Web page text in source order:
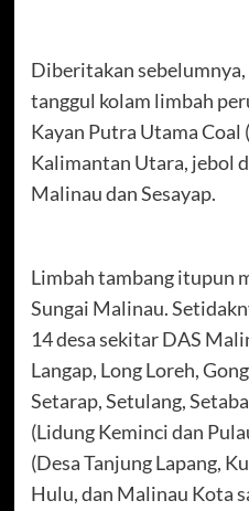
Diberitakan
tanggul kolam limbah
Kayan Putra Utama Coal
Kalimantan Utara, jebol
Malinau dan Sesayap.
Limbah tambang itupun
Sungai Malinau.
14 desa sekitar DAS
Langap, Long Loreh,
Setarap, Setulang,
(Lidung Keminci dan
(Desa Tanjung Lapang,
Hulu, dan Malinau Kota